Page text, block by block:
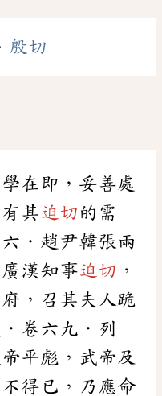
殷切
在即，妥善處
其迫切 的需
．趙尹韓張兩
漢知事迫切 ，
，召其夫人跪
卷六九．列
平彪，武帝及
不得已，乃應命